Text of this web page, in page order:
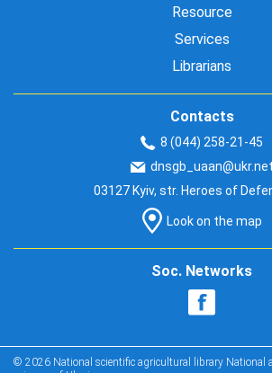
Resource
Services
Librarians
Contacts
8 (044) 258-21-45
dnsgb_uaan@ukr.net
03127 Kyiv, str. Heroes of
Look on the map
Soc. Networks
© 2026 National scientific agricultural library National